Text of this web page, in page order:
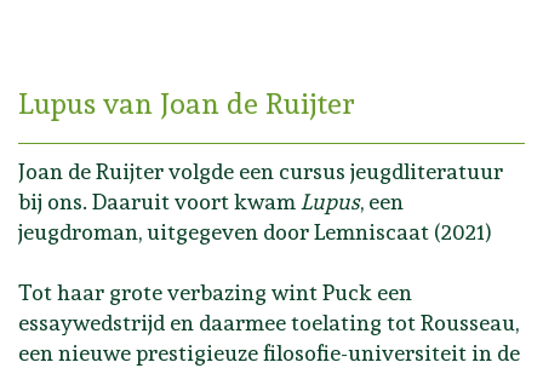
Lupus van Joan de Ruijter
Joan de Ruijter volgde een cursus jeugdliteratuur
bij ons. Daaruit voort kwamLupus, een
jeugdroman, uitgegeven door Lemniscaat (2021)
Tot haar grote verbazing wint Puck een
essaywedstrijd en daarmee toelating tot Rousseau,
een nieuwe prestigieuze filosofie-universiteit in de